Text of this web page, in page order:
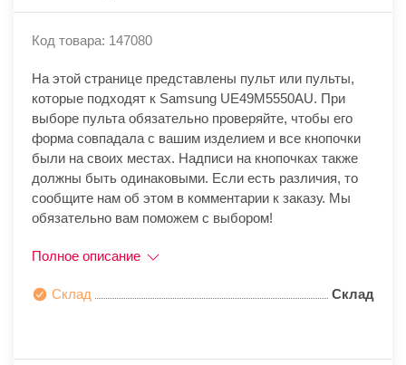
Код товара: 147080
На этой странице представлены пульт или пульты,
которые подходят к Samsung UE49M5550AU. При
выборе пульта обязательно проверяйте, чтобы его
форма совпадала с вашим изделием и все кнопочки
были на своих местах. Надписи на кнопочках также
должны быть одинаковыми. Если есть различия, то
сообщите нам об этом в комментарии к заказу. Мы
обязательно вам поможем с выбором!
Полное описание
Склад Склад